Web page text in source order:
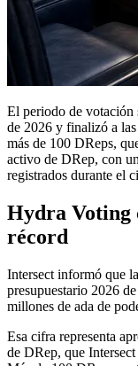
El periodo de votación
de 2026 y finalizó a
más de 100 DReps,
activo de DRep, con
registrados durante el
Hydra Voting
récord
Intersect informó que
presupuestario 2026
millones de ada de
Esa cifra representa
de DRep, que